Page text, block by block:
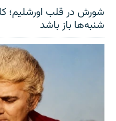
شورش در قلب اورشلیم؛
شنبه‌ها باز باشد